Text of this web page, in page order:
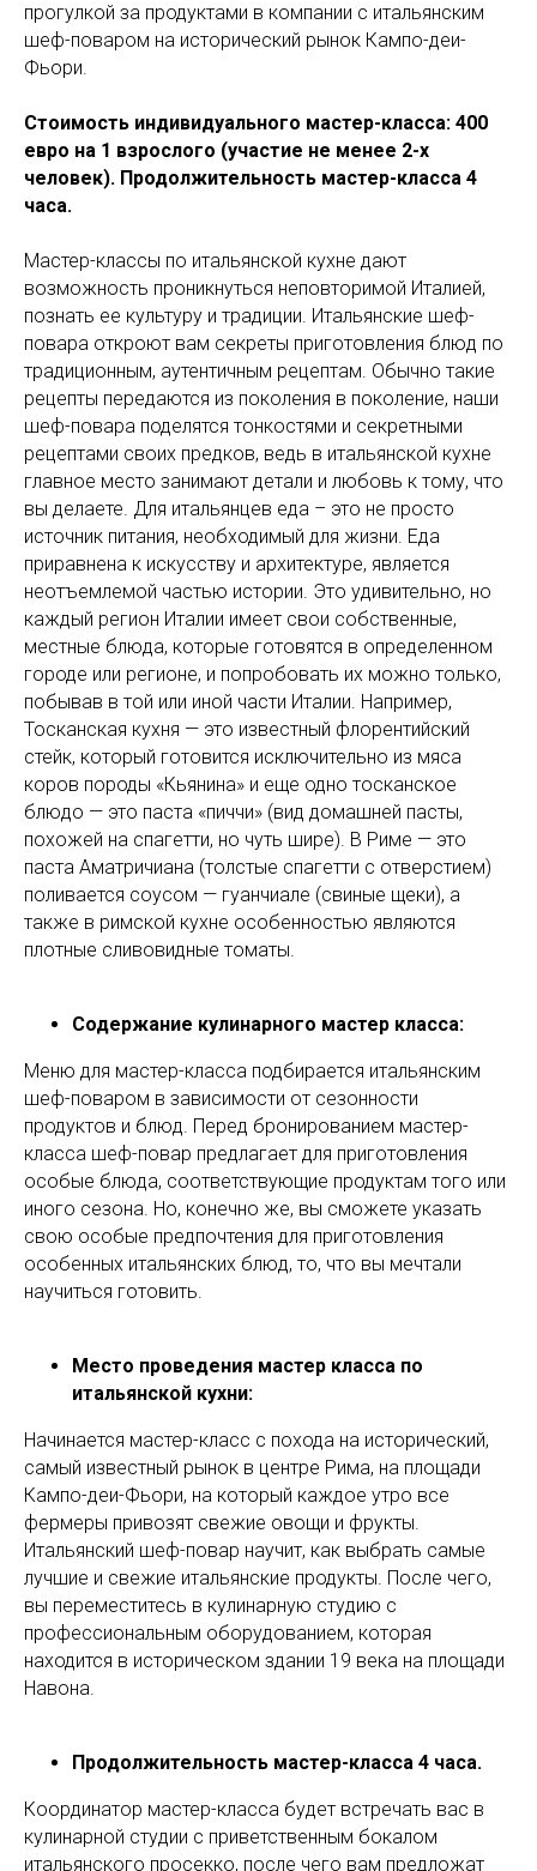
прогулкой за продуктами в компании с итальянским
шеф-поваром на исторический рынок Кампо-деи-
Фьори.
Стоимость индивидуального мастер-класса: 400
евро на 1 взрослого (участие не менее 2-х
человек). Продолжительность мастер-класса 4
часа.
Мастер-классы по итальянской кухне дают
возможность проникнуться неповторимой Италией,
познать ее культуру и традиции. Итальянские шеф-
повара откроют вам секреты приготовления блюд по
традиционным, аутентичным рецептам. Обычно такие
рецепты передаются из поколения в поколение, наши
шеф-повара поделятся тонкостями и секретными
рецептами своих предков, ведь в итальянской кухне
главное место занимают детали и любовь к тому, что
вы делаете. Для итальянцев еда – это не просто
источник питания, необходимый для жизни. Еда
приравнена к искусству и архитектуре, является
неотъемлемой частью истории. Это удивительно, но
каждый регион Италии имеет свои собственные,
местные блюда, которые готовятся в определенном
городе или регионе, и попробовать их можно только,
побывав в той или иной части Италии. Например,
Тосканская кухня — это известный флорентийский
стейк, который готовится исключительно из мяса
коров породы «Кьянина» и еще одно тосканское
блюдо — это паста «пиччи» (вид домашней пасты,
похожей на спагетти, но чуть шире). В Риме — это
паста Аматричиана (толстые спагетти с отверстием)
поливается соусом — гуанчиале (свиные щеки), а
также в римской кухне особенностью являются
плотные сливовидные томаты.
Содержание кулинарного мастер класса:
Меню для мастер-класса подбирается итальянским
шеф-поваром в зависимости от сезонности
продуктов и блюд. Перед бронированием мастер-
класса шеф-повар предлагает для приготовления
особые блюда, соответствующие продуктам того или
иного сезона. Но, конечно же, вы сможете указать
свою особые предпочтения для приготовления
особенных итальянских блюд, то, что вы мечтали
научиться готовить.
Место проведения мастер класса по
итальянской кухни:
Начинается мастер-класс с похода на исторический,
самый известный рынок в центре Рима, на площади
Кампо-деи-Фьори, на который каждое утро все
фермеры привозят свежие овощи и фрукты.
Итальянский шеф-повар научит, как выбрать самые
лучшие и свежие итальянские продукты. После чего,
вы переместитесь в кулинарную студию с
профессиональным оборудованием, которая
находится в историческом здании 19 века на площади
Навона.
Продолжительность мастер-класса 4 часа.
Координатор мастер-класса будет встречать вас в
кулинарной студии с приветственным бокалом
итальянского просекко, после чего вам предложат